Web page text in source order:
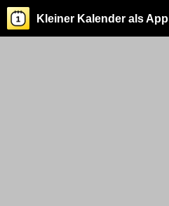
Kleiner Kalender als App